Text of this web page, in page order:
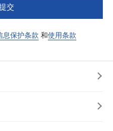
交
息保护条款 和使用条款